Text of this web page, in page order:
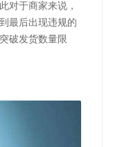
对于商家来说，
最后出现违规的
破发货数量限